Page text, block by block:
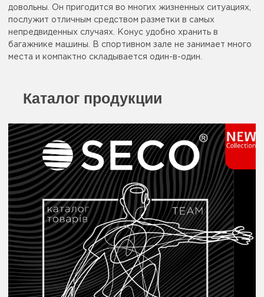
довольны. Он пригодится во многих жизненных ситуациях,
послужит отличным средством разметки в самых
непредвиденных случаях. Конус удобно хранить в
багажнике машины. В спортивном зале не занимает много
места и компактно складывается один-в-один.
Каталог продукции